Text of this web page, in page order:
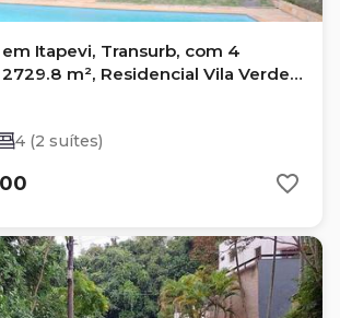
em Itapevi, Transurb, com 4
m², Residencial Vila Verde
4 (2 suítes)